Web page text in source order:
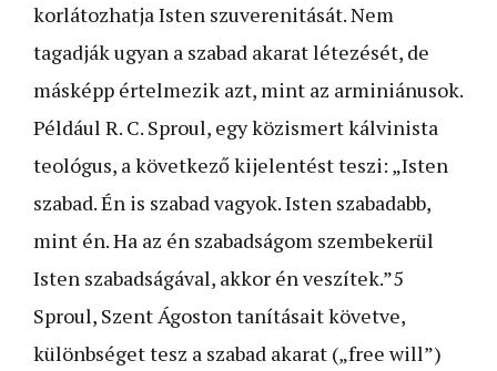
korlátozhatja Isten szuverenitását. Nem
tagadják ugyan a szabad akarat létezését, de
másképp értelmezik azt, mint az arminiánusok.
Például R. C. Sproul, egy közismert kálvinista
teológus, a következő kijelentést teszi: „Isten
szabad. Én is szabad vagyok. Isten szabadabb,
mint én. Ha az én szabadságom szembekerül
Isten szabadságával, akkor én veszítek.”5
Sproul, Szent Ágoston tanításait követve,
különbséget tesz a szabad akarat („free will”)